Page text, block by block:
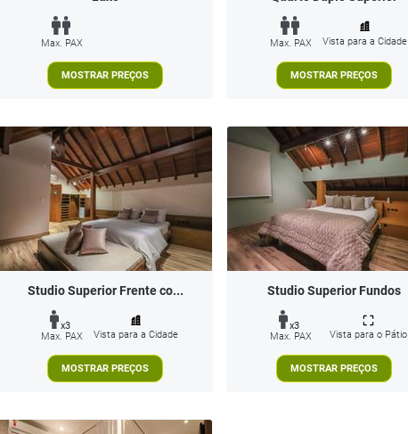
Max. PAX
MOSTRAR PREÇOS
Max. PAX Vista para a Cidade
MOSTRAR PREÇOS
Studio Superior Frente co...
x3
Max. PAX
Vista para a Cidade
MOSTRAR PREÇOS
Studio Superior Fundos
x3
Max. PAX
Vista para o Pátio
MOSTRAR PREÇOS